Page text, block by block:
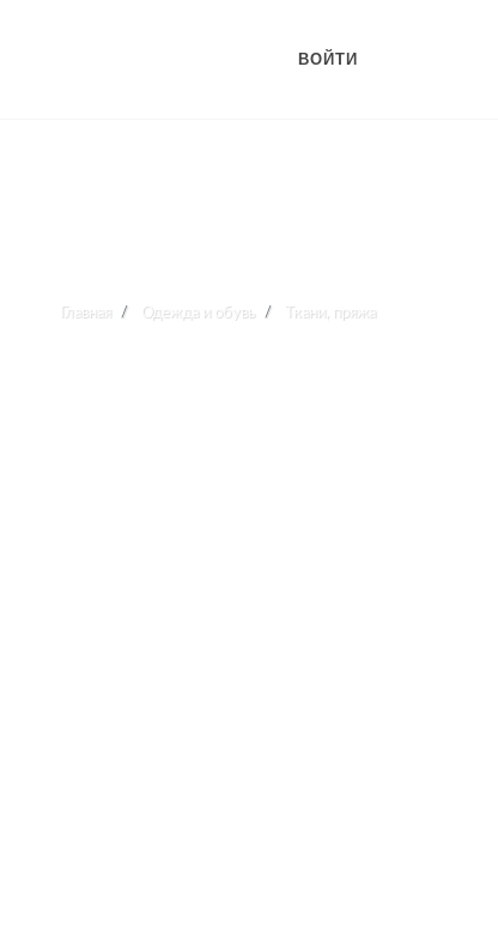
ВОЙТИ
Главная Одежда и обувь Ткани, пряжа